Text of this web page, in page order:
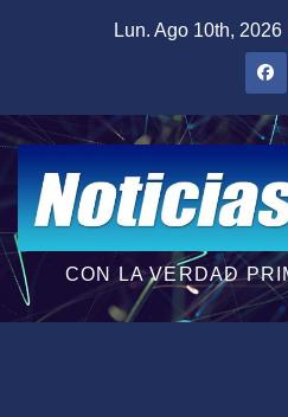
Lun. Ago 10th, 2026
CON LA VERDAD